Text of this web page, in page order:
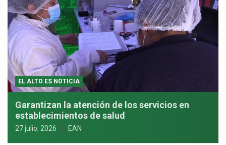
EL ALTO ES NOTICIA
Garantizan la atención de los servicios en
establecimientos de salud
27 julio, 2026 EAN